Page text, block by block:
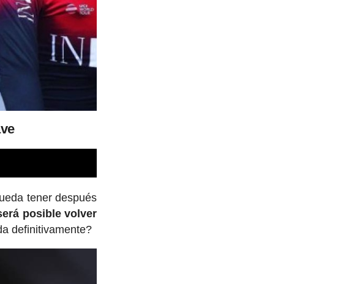
tener después
posible volver
definitivamente?